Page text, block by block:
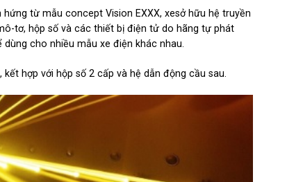
từ mẫu concept Vision EXXX, xesở hữu hệ truyền
tơ, hộp số và các thiết bị điện tử do hãng tự phát
cho nhiều mẫu xe điện khác nhau.
hợp với hộp số 2 cấp và hệ dẫn động cầu sau.